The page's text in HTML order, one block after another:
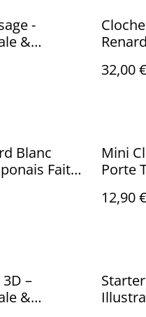
-
&
32,00 €
Blanc
Fait
Mini
Porte
Main
12,90 €
–
&